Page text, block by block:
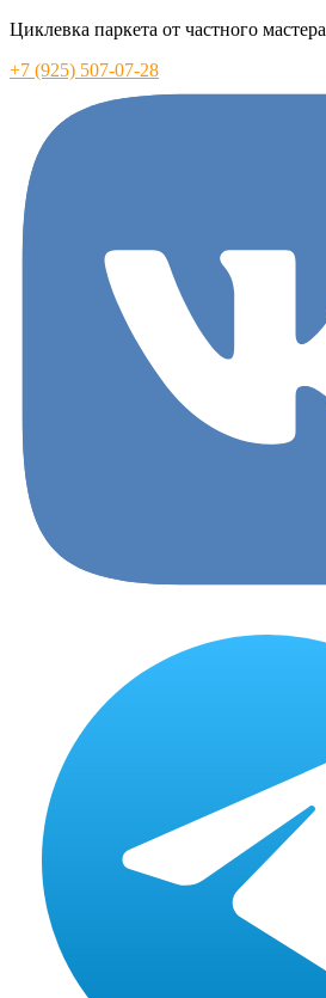
Циклевка паркета от частного мастера
+7 (925) 507-07-28